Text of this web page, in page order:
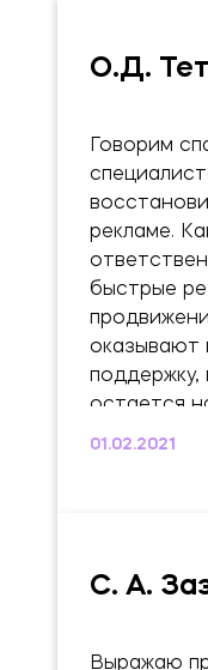
О.Д.
Говорим
рекламе. Как никогда, оперативность и
быстрые
оказывают
поддержку,
остается на уровне, несмотря на
короткие
быстрые
01.02.2021
С. А.
Выражаю